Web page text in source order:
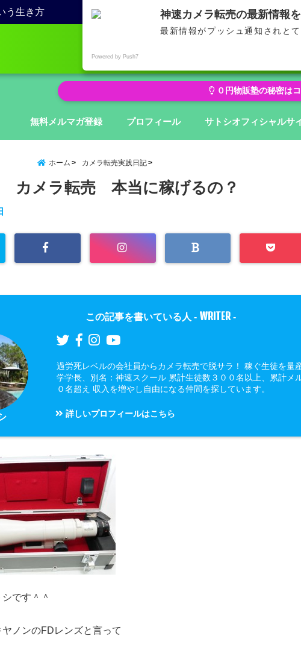
う生き方
せどり・転売から物販にステー
無在庫から億を
０円物販塾の秘密は
無料メルマガ登録 プロフィール サトシオフィシャルサ
ホーム カメラ転売実践日記
カメラ転売 本当に稼げるの？
この記事を書いている人 - WRITER -
過労死レベルの会社員からカメラ転売で脱サラ！ 稼ぐ生徒を量
学学長、別名：神速スクール 累計生徒数３００名以上、累計メ
０名超え 収入を増やし自由になる仲間を探しています。
詳しいプロフィールはこちら
です＾＾
ノンのFDレンズと言って
神速カメラ転売の最新情報
最新情報がプッシュ通知されとて
Powered by Push7